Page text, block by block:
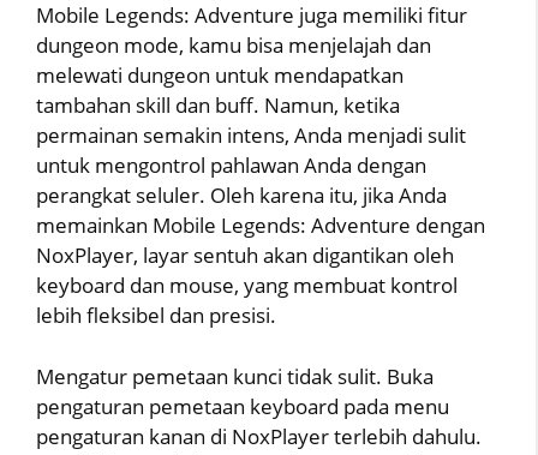
Mobile Legends: Adventure juga memiliki fitur
dungeon mode, kamu bisa menjelajah dan
melewati dungeon untuk mendapatkan
tambahan skill dan buff. Namun, ketika
permainan semakin intens, Anda menjadi sulit
untuk mengontrol pahlawan Anda dengan
perangkat seluler. Oleh karena itu, jika Anda
memainkan Mobile Legends: Adventure dengan
NoxPlayer, layar sentuh akan digantikan oleh
keyboard dan mouse, yang membuat kontrol
lebih fleksibel dan presisi.
Mengatur pemetaan kunci tidak sulit. Buka
pengaturan pemetaan keyboard pada menu
pengaturan kanan di NoxPlayer terlebih dahulu.